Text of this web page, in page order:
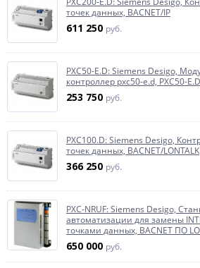
точек данных, BACNET/IP
611 250 руб.
PXC50-E.D: Siemens Desigo,
контроллер pxc50-e.d, PXC50-
253 750 руб.
PXC100.D: Siemens Desigo,
точек данных, BACNET/LONTALK
366 250 руб.
PXC-NRUF: Siemens Desigo,
автоматизации для замены
точками данных, BACNET ПО
650 000 руб.